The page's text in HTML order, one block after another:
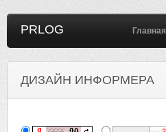
PRLOG Главная
ДИЗАЙН ИНФОРМЕРА